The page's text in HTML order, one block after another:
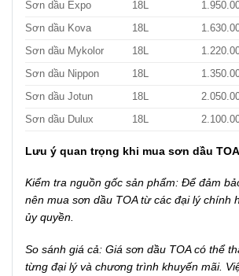
Sơn dầu Expo 18L
Sơn dầu Kova 18L
Sơn dầu Mykolor 18L
Sơn dầu Nippon 18L
Sơn dầu Jotun 18L
Sơn dầu Dulux 18L
Lưu ý quan trọng khi mua sơn dầu
Kiểm tra nguồn gốc sản phẩm: Để đảm
nên mua sơn dầu TOA từ các đại lý chính
ủy quyền.
So sánh giá cả: Giá sơn dầu TOA có thể
từng đại lý và chương trình khuyến mãi.